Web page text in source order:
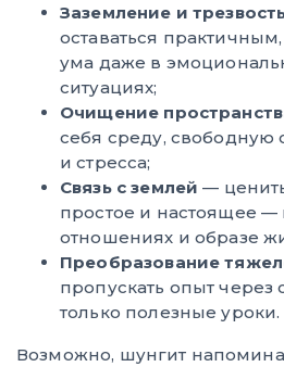
Заземление и
оставаться
ума даже в
ситуациях;
Очищение
себя среду, свободную
и стресса;
Связь с землей —
простое и настоящее —
отношениях и образе
Преобразование
пропускать опыт через
только полезные уроки.
Возможно, шунгит